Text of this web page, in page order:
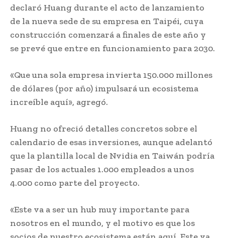
declaró Huang durante el acto de lanzamiento
de la nueva sede de su empresa en Taipéi, cuya
construcción comenzará a finales de este año y
se prevé que entre en funcionamiento para 2030.
«Que una sola empresa invierta 150.000 millones
de dólares (por año) impulsará un ecosistema
increíble aquí», agregó.
Huang no ofreció detalles concretos sobre el
calendario de esas inversiones, aunque adelantó
que la plantilla local de Nvidia en Taiwán podría
pasar de los actuales 1.000 empleados a unos
4.000 como parte del proyecto.
«Este va a ser un hub muy importante para
nosotros en el mundo, y el motivo es que los